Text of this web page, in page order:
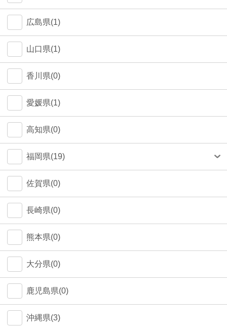
広島県(1)
山口県(1)
香川県(0)
愛媛県(1)
高知県(0)
福岡県(19)
福岡市(18)
佐賀県(0)
長崎県(0)
熊本県(0)
大分県(0)
鹿児島県(0)
沖縄県(3)